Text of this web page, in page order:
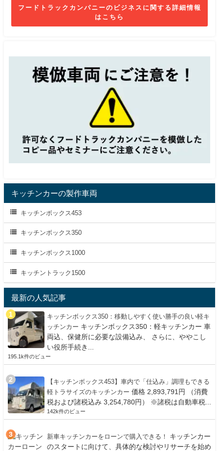
フードトラックカンパニーのビジネスに関する詳細情報
はこちら
キッチンカーの製作車両
キッチンボックス453
キッチンボックス350
キッチンボックス1000
キッチントラック1500
最新の人気記事
キッチンボックス350：移動しやすく使い勝手の良い軽キ
ッチンカー キッチンボックス350：軽キッチンカー 車
両込、保健所に必要な設備込み、 さらに、ややこし
い役所手続き...
195.1k件のビュー
【キッチンボックス453】車内で「仕込み」調理もできる
軽トラサイズのキッチンカー 価格 2,893,791円 （消費
税および諸税込み 3,254,780円） ※諸税は自動車税...
142k件のビュー
新車キッチンカーをローンで購入できる！
キッチンカー
のスタートに向けて、具体的な検討やリサーチを始め